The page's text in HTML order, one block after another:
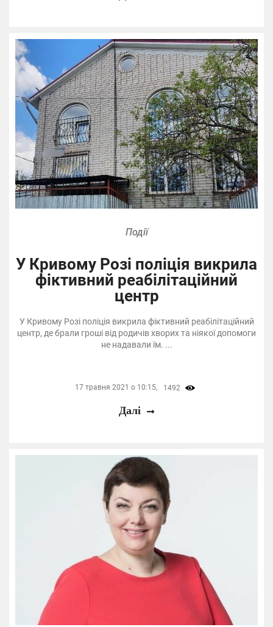
Події
У Кривому Розі поліція викрила
фіктивний реабілітаційний
центр
У Кривому Розі поліція викрила фіктивний реабілітаційний
центр, де брали гроші від родичів хворих та ніякої допомоги
не надавали їм. ...
17 травня 2021 о 10:15, 1492
Далі